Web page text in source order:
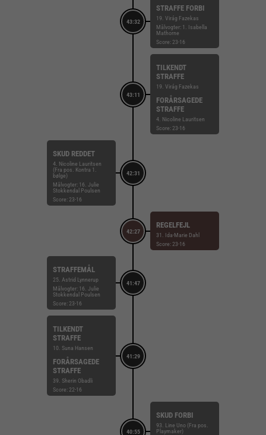
43:32
STRAFFE FORBI
19. Virág Fazekas
Målvogter: 1. Isabella
Mathorne
Score: 23-16
43:11
TILKENDT
STRAFFE
19. Virág Fazekas
FORÅRSAGEDE
STRAFFE
4. Nicoline Lauritsen
Score: 23-16
42:31
SKUD REDDET
4. Nicoline Lauritsen
(Fra pos. Kontra 1.
bølge)
Målvogter: 16. Julie
Stokkendal Poulsen
Score: 23-16
42:27
REGELFEJL
31. Ida-Marie Dahl
Score: 23-16
41:47
STRAFFEMÅL
25. Astrid Lynnerup
Målvogter: 16. Julie
Stokkendal Poulsen
Score: 23-16
41:29
TILKENDT
STRAFFE
10. Suna Hansen
FORÅRSAGEDE
STRAFFE
39. Sherin Obadli
Score: 22-16
40:55
SKUD FORBI
93. Line Uno (Fra pos.
Playmaker)